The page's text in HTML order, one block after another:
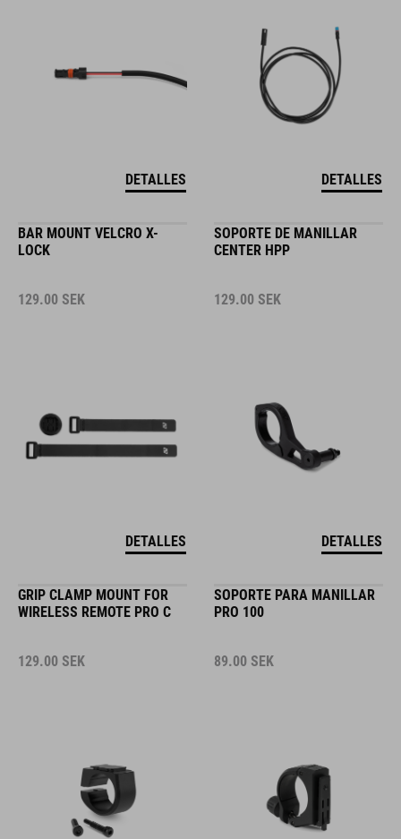
DETALLES DETALLES
BAR MOUNT VELCRO X-
LOCK
129.00 SEK
DETALLES
SOPORTE DE MANILLAR
CENTER HPP
129.00 SEK
DETALLES
GRIP CLAMP MOUNT FOR
WIRELESS REMOTE PRO C
129.00 SEK
SOPORTE PARA MANILLAR
PRO 100
89.00 SEK